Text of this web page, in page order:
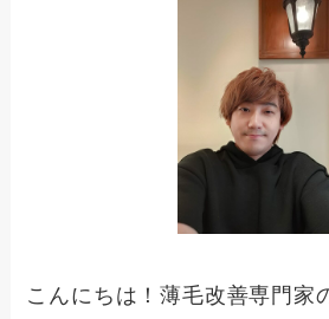
こんにちは！薄毛改善専門家